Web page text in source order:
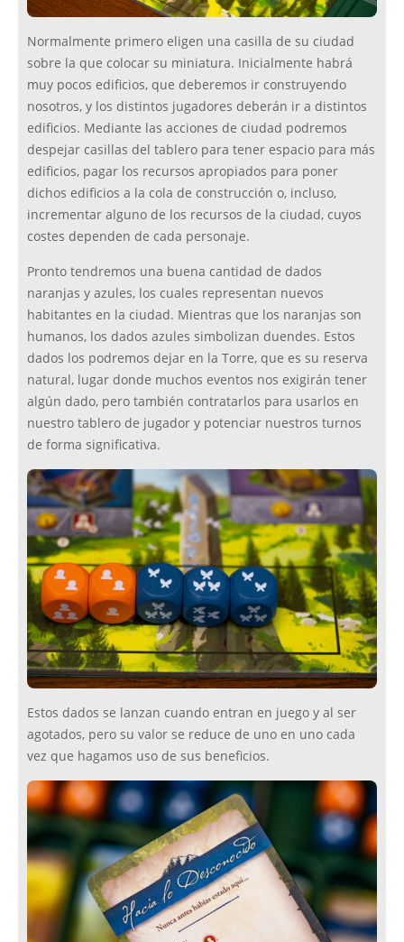
Normalmente primero eligen una casilla de su ciudad
sobre la que colocar su miniatura. Inicialmente habrá
muy pocos edificios, que deberemos ir construyendo
nosotros, y los distintos jugadores deberán ir a distintos
edificios. Mediante las acciones de ciudad podremos
despejar casillas del tablero para tener espacio para más
edificios, pagar los recursos apropiados para poner
dichos edificios a la cola de construcción o, incluso,
incrementar alguno de los recursos de la ciudad, cuyos
costes dependen de cada personaje.
Pronto tendremos una buena cantidad de dados
naranjas y azules, los cuales representan nuevos
habitantes en la ciudad. Mientras que los naranjas son
humanos, los dados azules simbolizan duendes. Estos
dados los podremos dejar en la Torre, que es su reserva
natural, lugar donde muchos eventos nos exigirán tener
algún dado, pero también contratarlos para usarlos en
nuestro tablero de jugador y potenciar nuestros turnos
de forma significativa.
Estos dados se lanzan cuando entran en juego y al ser
agotados, pero su valor se reduce de uno en uno cada
vez que hagamos uso de sus beneficios.